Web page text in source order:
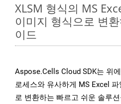
XLSM 형식의 MS
이미지 형식으로 변
이드
Aspose.Cells Cloud SDK는 위
로세스와 유사하게 MS Excel
로 변환하는 빠르고 쉬운 솔루